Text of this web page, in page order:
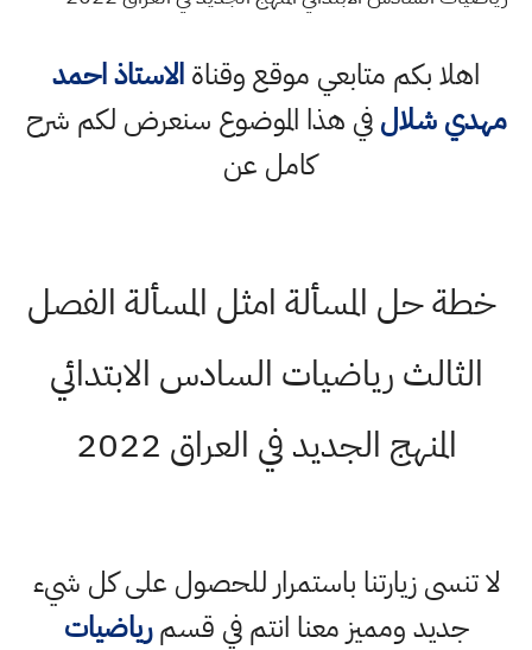
اهلا بكم متابعي موقع وقناةالاستاذ احمد
مهدي شلالفي هذا الموضوع سنعرض لكم شرح
كامل عن
خطة حل المسألة امثل المسألة الفصل
الثالث رياضيات السادس الابتدائي
المنهج الجديد في العراق 2022
لا تنسى زيارتنا باستمرار للحصول على كل شيء
جديد ومميز معنا انتم في قسمرياضيات